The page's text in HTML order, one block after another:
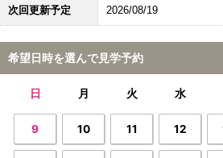
次回更新予定 2026/08/19
希望日時を選んで見学予約
日 月 火 水
9 10 11 12